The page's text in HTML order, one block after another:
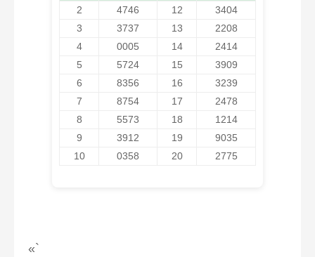
2
4746 12
3404
3
3737 13
2208
4
0005 14
2414
5
5724 15
3909
6
8356 16
3239
7
8754 17
2478
8
5573 18
1214
9
3912 19
9035
10
0358 20 2775
«`